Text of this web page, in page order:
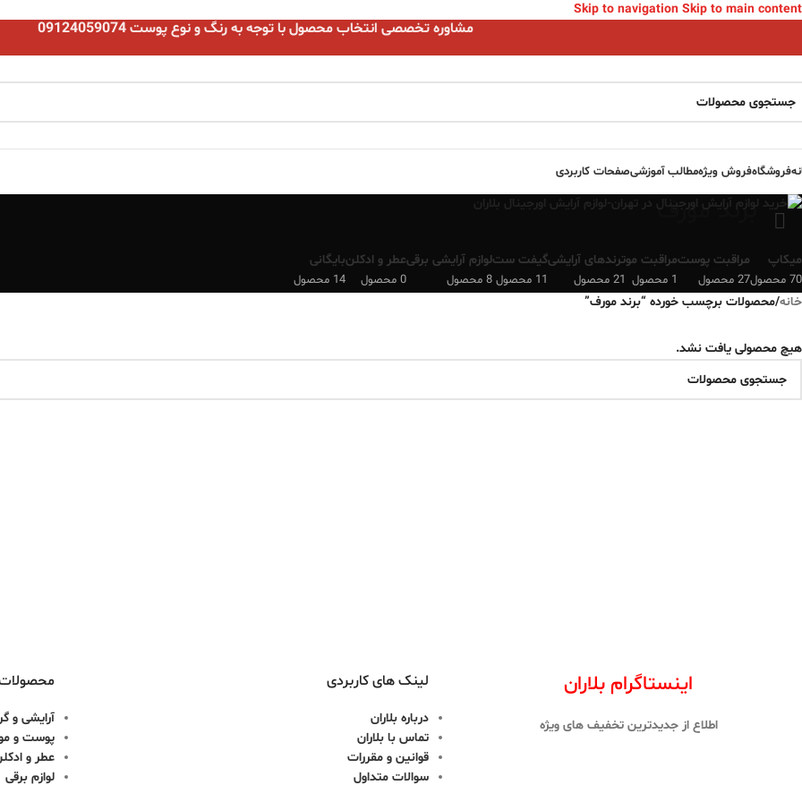
Skip to navigation Skip to main content
مشاوره تخصصی انتخاب محصول با توجه به رنگ و نوع پوست 09124059074
فروشگاهفروش ویژهمطالب آموزشیصفحات کاربردی
برند مورف
میکاپ
70 محصول
مراقبت پوست
27 محصول
مراقبت مو
1 محصول
ترندهای آرایشی
21 محصول
گیفت ست
11 محصول
لوازم آرایشی برقی
8 محصول
عطر و ادکلن
0 محصول
بایگانی
14 محصول
خانه/محصولات برچسب خورده “برند مورف”
هیچ محصولی یافت نشد.
اینستاگرام بلاران
اطلاع از جدیدترین تخفیف های ویژه
لینک های کاربردی
درباره بلاران
تماس با بلاران
قوانین و مقررات
سوالات متداول
آرایشی و
پوست و
عطر و
لوازم برقی